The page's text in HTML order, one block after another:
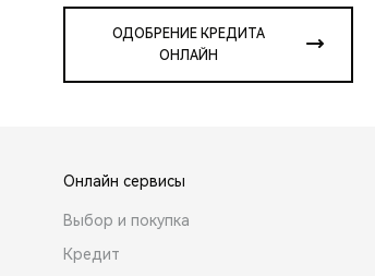
ОДОБРЕНИЕ КРЕДИТА
ОНЛАЙН
Онлайн сервисы
Выбор и покупка
Кредит